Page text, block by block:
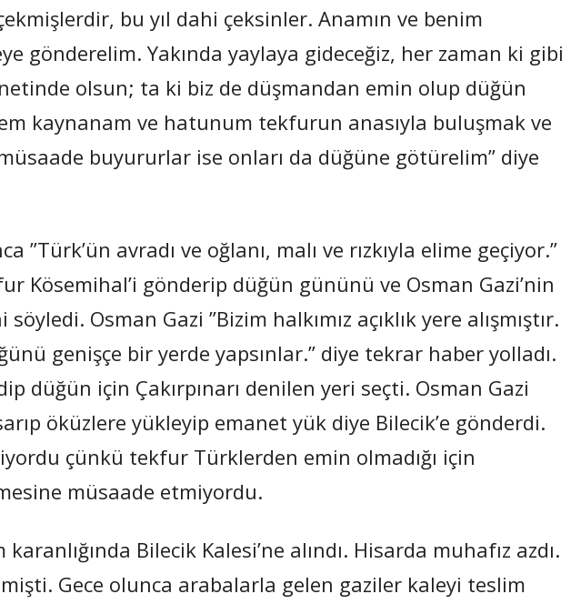
bu yıl dahi çeksinler. Anamın ve benim
gönderelim. Yakında yaylaya gideceğiz, her zaman ki gibi
olsun; ta ki biz de düşmandan emin olup düğün
kaynanam ve hatunum tekfurun anasıyla buluşmak ve
buyururlar ise onları da düğüne götürelim” diye
”Türk’ün avradı ve oğlanı, malı ve rızkıyla elime geçiyor.”
Kösemihal’i gönderip düğün gününü ve Osman Gazi’nin
Osman Gazi ”Bizim halkımız açıklık yere alışmıştır.
genişçe bir yerde yapsınlar.” diye tekrar haber yolladı.
düğün için Çakırpınarı denilen yeri seçti. Osman Gazi
öküzlere yükleyip emanet yük diye Bilecik’e gönderdi.
çünkü tekfur Türklerden emin olmadığı için
müsaade etmiyordu.
Bilecik Kalesi’ne alındı. Hisarda muhafız azdı.
Gece olunca arabalarla gelen gaziler kaleyi teslim